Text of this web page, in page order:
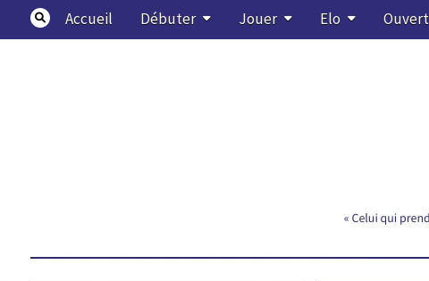
content
Accueil Débuter Jouer Elo